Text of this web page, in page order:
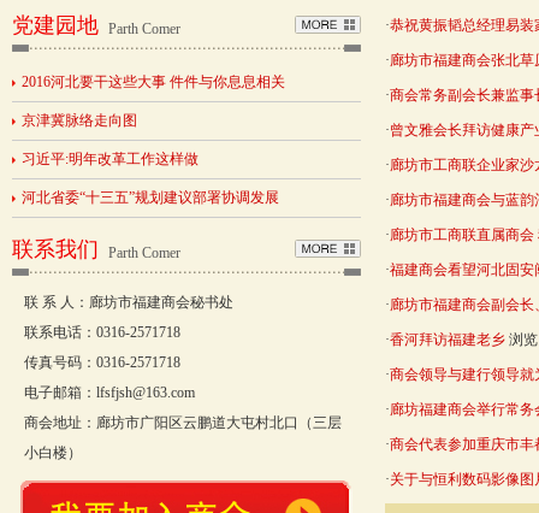
党建园地 Parth Comer
2016河北要干这些大事 件件与你息息相关
京津冀脉络走向图
习近平:明年改革工作这样做
河北省委“十三五”规划建议部署协调发展
联系我们 Parth Comer
联 系 人：廊坊市福建商会秘书处
联系电话：0316-2571718
传真号码：0316-2571718
电子邮箱：lfsfjsh@163.com
商会地址：廊坊市广阳区云鹏道大屯村北口（三层
小白楼）
·恭祝黄振韬总经理易
·廊坊市福建商会张北草
·商会常务副会长兼监
·曾文雅会长拜访健康
·廊坊市工商联企业家
·廊坊市福建商会与蓝
·廊坊市工商联直属商
·福建商会看望河北固安
·廊坊市福建商会副会
·香河拜访福建老乡 浏
·商会领导与建行领导
·廊坊福建商会举行常
·商会代表参加重庆市
·关于与恒利数码影像